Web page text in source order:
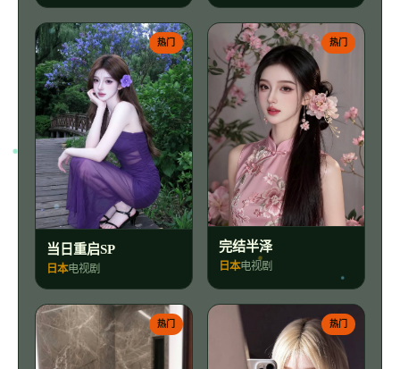
热门
当日重启SP
日本电视剧
热门
完结半泽
日本电视剧
热门 热门